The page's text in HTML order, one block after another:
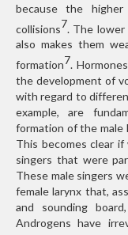
because the
collisions7. The lower
also makes them
formation7.
the development of
with regard to
example, are
formation of the male
This becomes clear
singers that were
These male singers
female larynx that,
and sounding
Androgens have